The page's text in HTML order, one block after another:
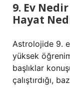
9. Ev
Hayat
Astrolojide 9.
yüksek
başlıklar
çalıştırdığı,